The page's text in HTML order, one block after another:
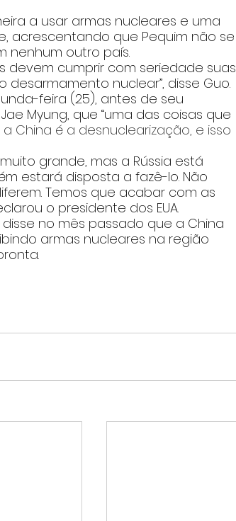
a usar armas nucleares e uma
acrescentando que Pequim não se
nenhum outro país.
devem cumprir com seriedade suas
nuclear”, disse Guo.
feira (25), antes de seu
Myung, que “uma das coisas que
China é a desnuclearização, e isso
grande, mas a Rússia está
estará disposta a fazê-lo. Não
Temos que acabar com as
o presidente dos EUA.
no mês passado que a China
armas nucleares na região